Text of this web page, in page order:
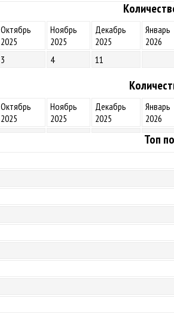
Октябрь
2025
Ноябрь
2025
Декабрь
2025
Январь
2026
3 4 11
Октябрь
2025
Ноябрь
2025
Декабрь
2025
Январь
2026
Топ